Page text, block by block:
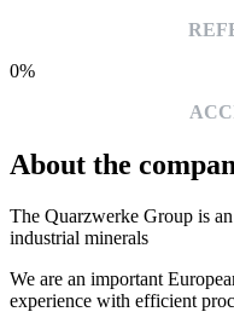
0%
About the
The Quarzwerke Group is
industrial minerals
We are an important
experience with efficient